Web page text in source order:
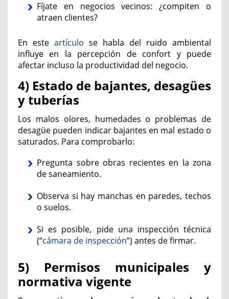
Fíjate en negocios vecinos: ¿compiten o
atraen clientes?
En este artículo se habla del ruido ambiental
influye en la percepción de confort y puede
afectar incluso la productividad del negocio.
4) Estado de bajantes, desagües
y tuberías
Los malos olores, humedades o problemas de
desagüe pueden indicar bajantes en mal estado o
saturados. Para comprobarlo:
Pregunta sobre obras recientes en la zona
de saneamiento.
Observa si hay manchas en paredes, techos
o suelos.
Si es posible, pide una inspección técnica
(“cámara de inspección”) antes de firmar.
5) Permisos municipales y
normativa vigente